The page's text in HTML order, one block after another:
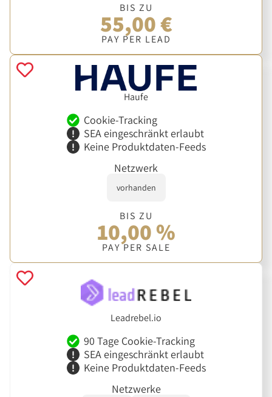
BIS ZU
55,00 €
PAY PER LEAD
Haufe
Cookie-Tracking
SEA eingeschränkt erlaubt
Keine Produktdaten-Feeds
Netzwerk
vorhanden
BIS ZU
10,00 %
PAY PER SALE
Leadrebel.io
90 Tage Cookie-Tracking
SEA eingeschränkt erlaubt
Keine Produktdaten-Feeds
Netzwerke